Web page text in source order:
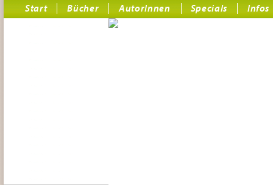
Start Bücher AutorInnen Specials Infos